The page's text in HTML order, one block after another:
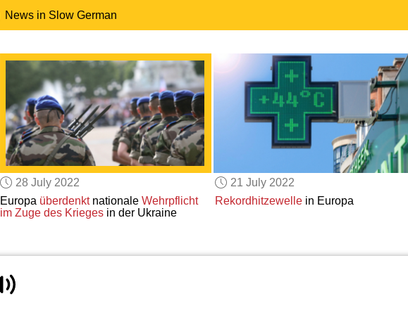
News in Slow German
28 July 2022
Europa überdenktnationale Wehrpflicht
im Zuge des Kriegesin der Ukraine
21 July 2022
Rekordhitzewellein Europa